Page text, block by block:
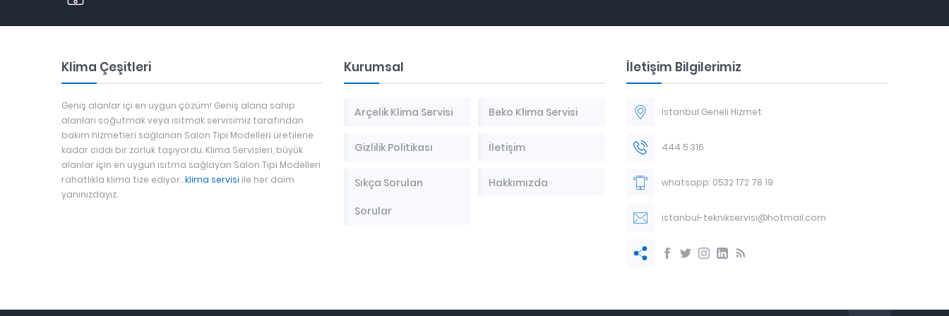
Klima Çeşitleri
Geniş alanlar içi en uygun çözüm! Geniş alana sahip
alanları soğutmak veya ısıtmak servisimiz tarafından
bakım hizmetleri sağlanan Salon Tipi Modelleri üretilene
kadar ciddi bir zorluk taşıyordu. Klima Servisleri, büyük
alanlar için en uygun ısıtma sağlayan Salon Tipi Modelleri
rahatlıkla klima tize ediyor..klima servisi ile her daim
yanınızdayız.
Kurumsal
Arçelik Klima Servisi Beko Klima Servisi
Gizlilik Politikası İletişim
Sıkça Sorulan
Sorular
Hakkımızda
İletişim Bilgilerimiz
İstanbul Geneli Hizmet
444 5 316
whatsapp: 0532 172 78 19
istanbul-teknikservisi@hotmail.com